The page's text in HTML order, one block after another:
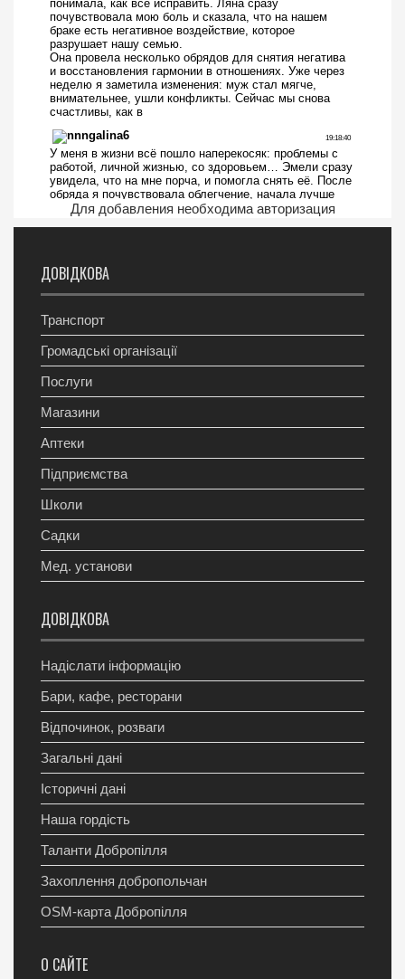
Для добавления необходима авторизация
ДОВІДКОВА
Транспорт
Громадські організації
Послуги
Магазини
Аптеки
Підприємства
Школи
Садки
Мед. установи
ДОВІДКОВА
Надіслати інформацію
Бари, кафе, ресторани
Відпочинок, розваги
Загальні дані
Історичні дані
Наша гордість
Таланти Добропілля
Захоплення добропольчан
OSM-карта Добропілля
О САЙТЕ